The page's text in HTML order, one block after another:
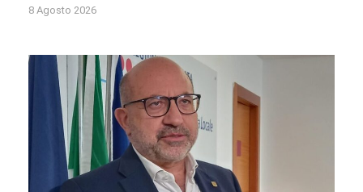
8 Agosto 2026